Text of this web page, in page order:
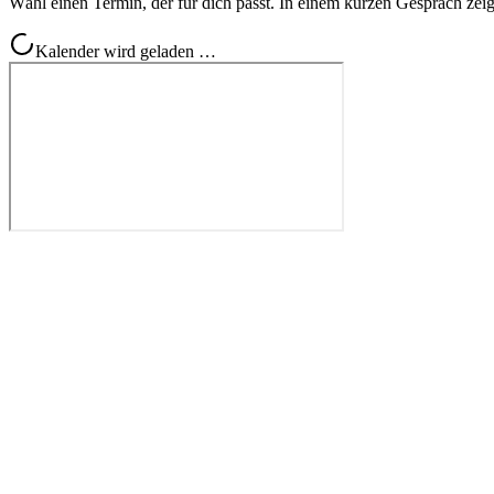
Kalender wird geladen …